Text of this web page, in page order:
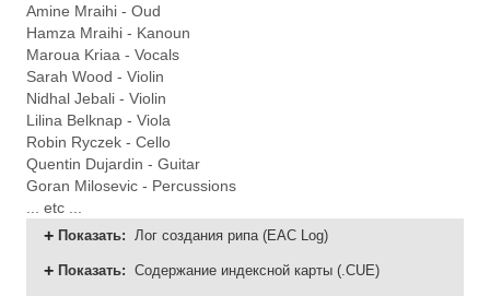
Amine Mraihi - Oud
Hamza Mraihi - Kanoun
Maroua Kriaa - Vocals
Sarah Wood - Violin
Nidhal Jebali - Violin
Lilina Belknap - Viola
Robin Ryczek - Cello
Quentin Dujardin - Guitar
Goran Milosevic - Percussions
... etc ...
Показать: Лог создания рипа (EAC Log)
Показать: Содержание индексной карты (.CUE)